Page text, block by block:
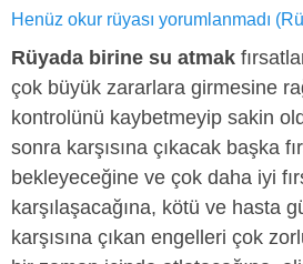
Henüz okur rüyası yorumlanmadı
Rüyada birine su atmak
çok büyük zararlara girmesine
kontrolünü kaybetmeyip sakin
sonra karşısına çıkacak başka
bekleyeceğine ve çok daha iyi
karşılaşacağına, kötü ve hasta
karşısına çıkan engelleri çok